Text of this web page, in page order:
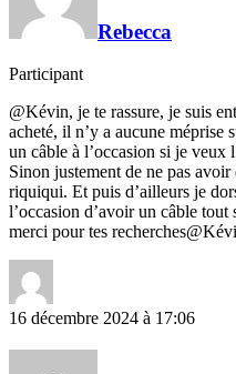
Rebecca
Participant
@Kévin, je te rassure, je suis
acheté, il n’y a aucune méprise
un câble à l’occasion si je veux
Sinon justement de ne pas avoir
riquiqui. Et puis d’ailleurs je
l’occasion d’avoir un câble
merci pour tes
16 décembre 2024 à 17:06